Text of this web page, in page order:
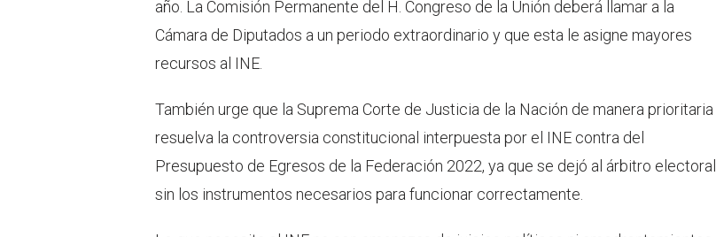
año. La Comisión Permanente del H. Congreso de la Unión deberá llamar a la
Cámara de Diputados a un periodo extraordinario y que esta le asigne mayores
recursos al INE.
También urge que la Suprema Corte de Justicia de la Nación de manera prioritaria
resuelva la controversia constitucional interpuesta por el INE contra del
Presupuesto de Egresos de la Federación 2022, ya que se dejó al árbitro electoral
sin los instrumentos necesarios para funcionar correctamente.